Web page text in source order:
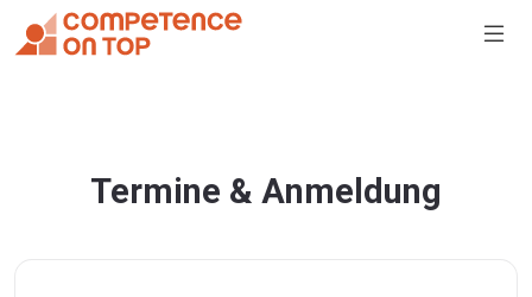
Termine & Anmeldung